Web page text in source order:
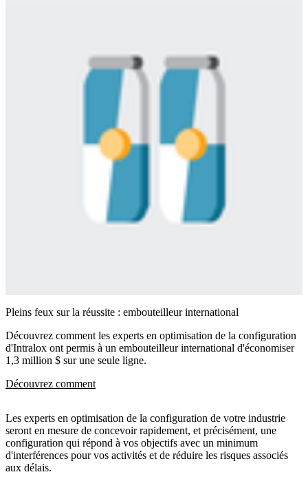
Pleins feux sur la réussite : embouteilleur international
Découvrez comment les experts en optimisation de la configuration
d'Intralox ont permis à un embouteilleur international d'économiser
1,3 million $ sur une seule ligne.
Découvrez comment
Les experts en optimisation de la configuration de votre industrie
seront en mesure de concevoir rapidement, et précisément, une
configuration qui répond à vos objectifs avec un minimum
d'interférences pour vos activités et de réduire les risques associés
aux délais.